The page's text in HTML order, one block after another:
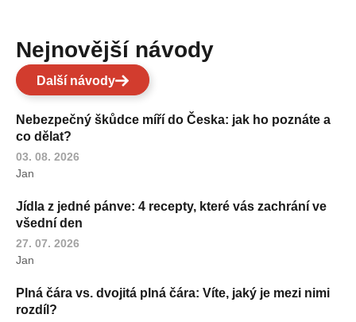
Nejnovější návody
Další návody
Nebezpečný škůdce míří do Česka: jak ho poznáte a
co dělat?
03. 08. 2026
Jan
Jídla z jedné pánve: 4 recepty, které vás zachrání ve
všední den
27. 07. 2026
Jan
Plná čára vs. dvojitá plná čára: Víte, jaký je mezi nimi
rozdíl?